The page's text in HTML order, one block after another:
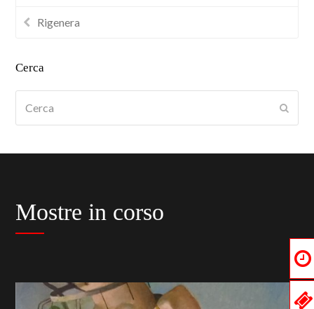
Rigenera
Cerca
Mostre in corso